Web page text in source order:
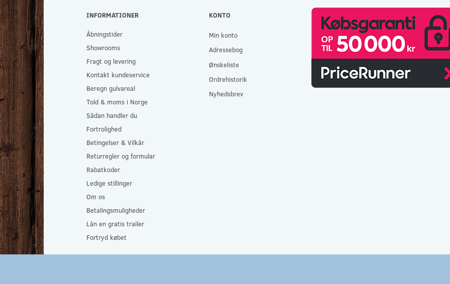
INFORMATIONER
Åbningstider
Showrooms
Fragt og levering
Kontakt kundeservice
Beregn gulvareal
Told & moms i Norge
Sådan handler du
Fortrolighed
Betingelser & Vilkår
Returregler og formular
Rabatkoder
Ledige stillinger
Om os
Betalingsmuligheder
Lån en gratis trailer
Fortryd købet
KONTO
Min konto
Adressebog
Ønskeliste
Ordrehistorik
Nyhedsbrev